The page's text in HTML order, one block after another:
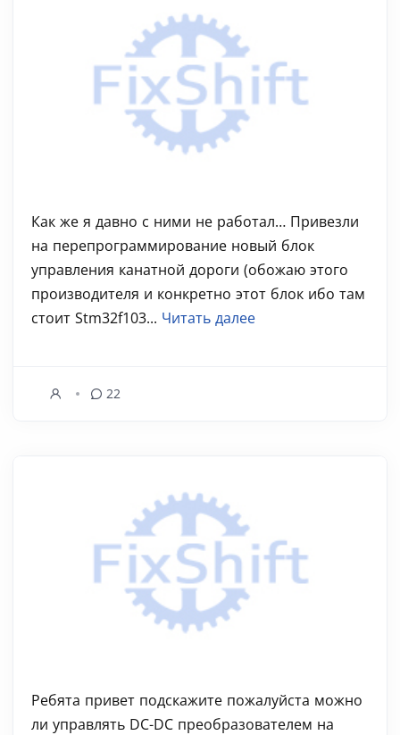
Как же я давно с ними не работал… Привезли
на перепрограммирование новый блок
управления канатной дороги (обожаю этого
производителя и конкретно этот блок ибо там
стоит Stm32f103... Читать далее
22
Ребята привет подскажите пожалуйста можно
ли управлять DC-DC преобразователем на